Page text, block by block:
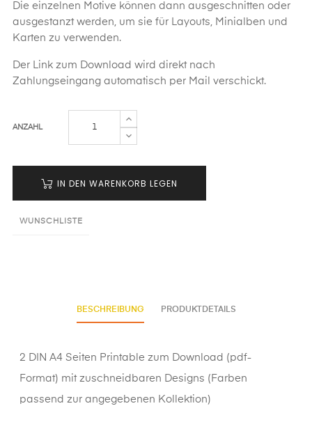
Die einzelnen Motive können dann ausgeschnitten oder
ausgestanzt werden, um sie für Layouts, Minialben und
Karten zu verwenden.
Der Link zum Download wird direkt nach
Zahlungseingang automatisch per Mail verschickt.
ANZAHL
IN DEN WARENKORB LEGEN
WUNSCHLISTE
BESCHREIBUNG PRODUKTDETAILS
2 DIN A4 Seiten Printable zum Download (pdf-
Format) mit zuschneidbaren Designs (Farben
passend zur angegebenen Kollektion)